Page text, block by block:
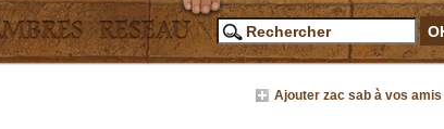
Ajouter zac sab à vos amis